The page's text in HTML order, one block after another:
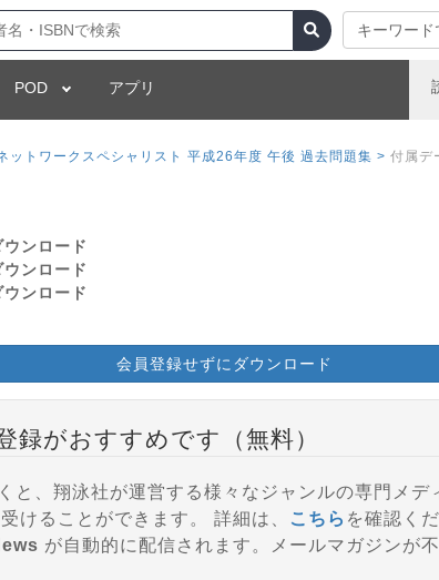
キーワード
POD アプリ
ットワークスペシャリスト 平成26年度 午後 過去問題集 > 付属デ
ンロード
ンロード
ンロード
会員登録せずにダウンロード
録がおすすめです（無料）
と、翔泳社が運営する様々なジャンルの専門メデ
参加、会員特典などのサービスを受けることができます。 詳細は、
こちら を確認く
が自動的に配信されます。メールマガジンが